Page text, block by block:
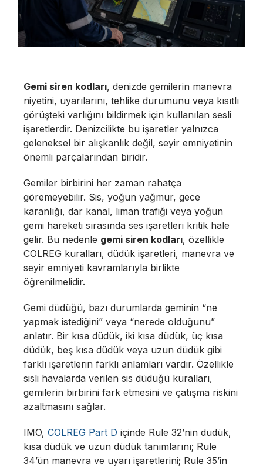
Gemi siren kodları, denizde gemilerin manevra
niyetini, uyarılarını, tehlike durumunu veya kısıtlı
görüşteki varlığını bildirmek için kullanılan sesli
işaretlerdir. Denizcilikte bu işaretler yalnızca
geleneksel bir alışkanlık değil, seyir emniyetinin
önemli parçalarından biridir.
Gemiler birbirini her zaman rahatça
göremeyebilir. Sis, yoğun yağmur, gece
karanlığı, dar kanal, liman trafiği veya yoğun
gemi hareketi sırasında ses işaretleri kritik hale
gelir. Bu nedenle gemi siren kodları, özellikle
COLREG kuralları, düdük işaretleri, manevra ve
seyir emniyeti kavramlarıyla birlikte
öğrenilmelidir.
Gemi düdüğü, bazı durumlarda geminin “ne
yapmak istediğini” veya “nerede olduğunu”
anlatır. Bir kısa düdük, iki kısa düdük, üç kısa
düdük, beş kısa düdük veya uzun düdük gibi
farklı işaretlerin farklı anlamları vardır. Özellikle
sisli havalarda verilen sis düdüğü kuralları,
gemilerin birbirini fark etmesini ve çatışma riskini
azaltmasını sağlar.
IMO, COLREG Part D içinde Rule 32’nin düdük,
kısa düdük ve uzun düdük tanımlarını; Rule
34’ün manevra ve uyarı işaretlerini; Rule 35’in